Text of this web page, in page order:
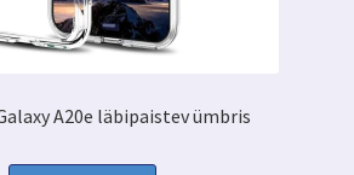
A20e läbipaistev ümbris